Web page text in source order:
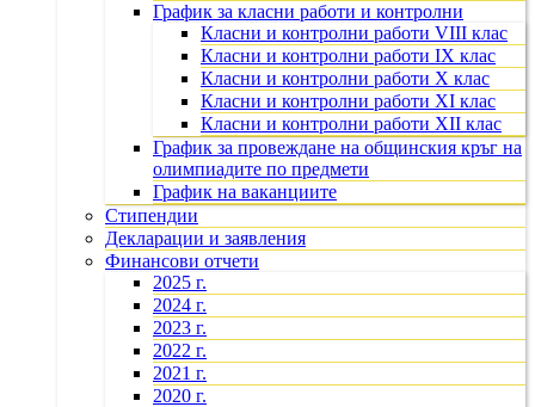
График за класни работи и контролни
Класни и контролни работи VIII клас
Класни и контролни работи IX клас
Класни и контролни работи X клас
Класни и контролни работи XI клас
Класни и контролни работи XII клас
График за провеждане на общинския кръг на
олимпиадите по предмети
График на ваканциите
Стипендии
Декларации и заявления
Финансови отчети
2025 г.
2024 г.
2023 г.
2022 г.
2021 г.
2020 г.